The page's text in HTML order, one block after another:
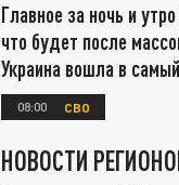
Главное за ночь и
что будет после
Украина вошла в
08:00 СВО
НОВОСТИ